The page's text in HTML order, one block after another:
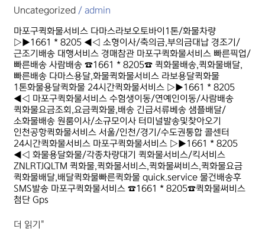
Uncategorized /admin
마포구퀵화물서비스 다마스라보오토바이1톤/화물차량
▷▶1661 * 8205 ◀◁ 소형이사/축의금,부의금대납 경조기/
근조기배송 대행서비스 경매참관 마포구퀵화물서비스 빠른픽업/
빠른배송 사람배송 ☎1661 * 8205☎ 퀵화물배송,퀵화물배달,
빠른배송 다마스용달,화물퀵화물서비스 라보용달퀵화물
1톤화물용달퀵화물 24시간퀵화물서비스 ▷▶1661 * 8205
◀◁ 마포구퀵화물서비스 수험생이동/연예인이동/사람배송
퀵화물요금조회,요금퀵화물,배송 긴급서류베송 샘플배달/
소화물배송 원룸이사/소규모이사 터미널발송및찾아오기
인천공항퀵화물서비스 서울/인천/경기/수도권통합 콜센터
24시간퀵화물서비스 마포구퀵화물서비스 ▷▶1661 * 8205
◀◁ 화물용달화물/각종차량대기 퀵화물서비스/킥서비스
ZNLRTJQLTM 퀵화물,퀵화물서비스,퀵화물써비스,퀵화물요금
퀵화물배달,배달퀵화물빠른퀵화물 quick.service 물건배송후
SMS발송 마포구퀵화물서비스 ☎1661 * 8205☎퀵화물써비스
첨단 Gps
더 읽기"